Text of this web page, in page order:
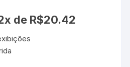
de R$20.42